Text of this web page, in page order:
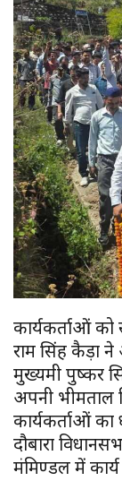
कार्यकर्ताओं को
राम सिंह कैड़ा ने
मुख्यमंत्री पुष्कर
अपनी भीमताल
कार्यकर्ताओं का
दौबारा
मंत्रिमण्डल में